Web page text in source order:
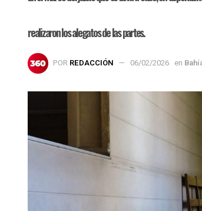
realizaron los alegatos de las partes.
POR REDACCIÓN 06/02/2026 en